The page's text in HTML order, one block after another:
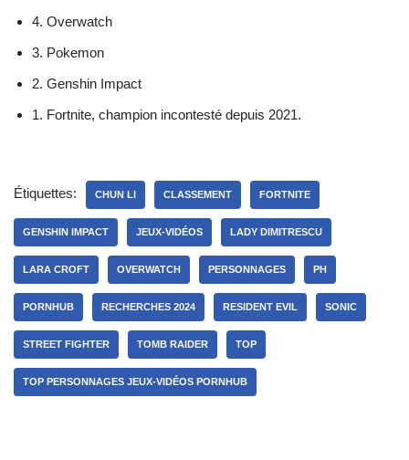
4. Overwatch
3. Pokemon
2. Genshin Impact
1. Fortnite, champion incontesté depuis 2021.
Étiquettes: CHUN LI CLASSEMENT FORTNITE
GENSHIN IMPACT JEUX-VIDÉOS LADY DIMITRESCU
LARA CROFT OVERWATCH PERSONNAGES PH
PORNHUB RECHERCHES 2024 RESIDENT EVIL SONIC
STREET FIGHTER TOMB RAIDER TOP
TOP PERSONNAGES JEUX-VIDÉOS PORNHUB